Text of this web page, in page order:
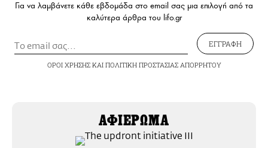
Για να λαμβάνετε κάθε εβδομάδα στο email σας μια επιλογή από τα
καλύτερα άρθρα του lifo.gr
ΕΓΓΡΑΦΗ
ΟΡΟΙ ΧΡΗΣΗΣΚΑΙ ΠΟΛΙΤΙΚΗ ΠΡΟΣΤΑΣΙΑΣ ΑΠΟΡΡΗΤΟΥ
ΑΦΙΕΡΩΜΑ